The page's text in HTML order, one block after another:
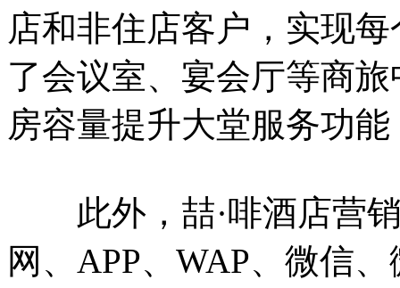
店和非住店客户，实现
了会议室、宴会厅等商
房容量提升大堂服务功
此外，喆·啡酒店营销
网、APP、WAP、微信